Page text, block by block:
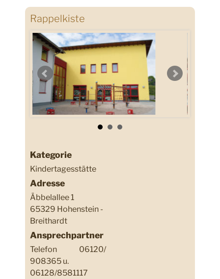
Rappelkiste
Kategorie
Kindertagesstätte
Adresse
Äbbelallee 1
65329 Hohenstein -
Breithardt
Ansprechpartner
Telefon
06120/
908365 u.
06128/8581117